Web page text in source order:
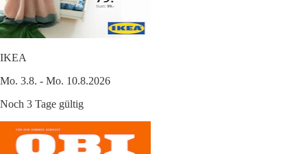
IKEA
Mo. 3.8. - Mo. 10.8.2026
Noch 3 Tage gültig